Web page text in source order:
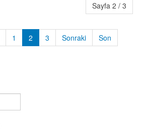
Sayfa 2 / 3
1 2 3 Sonraki Son